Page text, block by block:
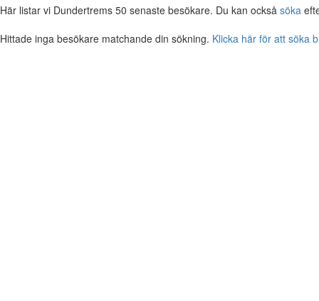
Här listar vi Dundertrems 50 senaste besökare. Du kan också söka
Hittade inga besökare matchande din sökning. Klicka här för att söka